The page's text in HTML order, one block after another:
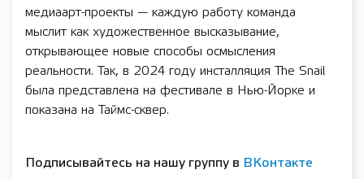
медиаарт-проекты — каждую работу команда
мыслит как художественное высказывание,
открывающее новые способы осмысления
реальности. Так, в 2024 году инсталляция The Snail
была представлена на фестивале в Нью-Йорке и
показана на Таймс-сквер.
Подписывайтесь на нашу группу в ВКонтакте